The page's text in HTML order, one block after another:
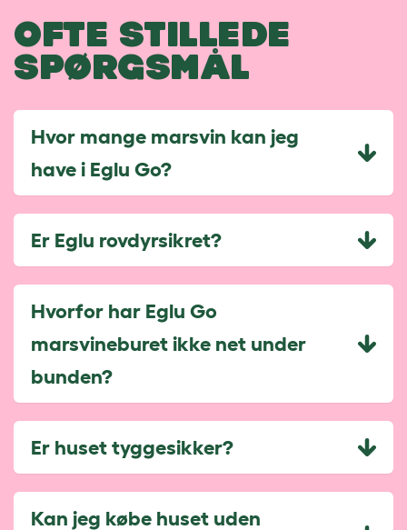
OFTE STILLEDE
SPØRGSMÅL
Hvor mange marsvin kan jeg
have i Eglu Go?
Er Eglu rovdyrsikret?
Hvorfor har Eglu Go
marsvineburet ikke net under
bunden?
Er huset tyggesikker?
Kan jeg købe huset uden